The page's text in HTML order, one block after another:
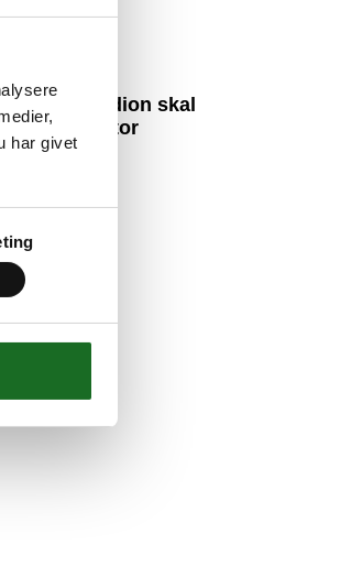
har givet
Stadion skal
investor